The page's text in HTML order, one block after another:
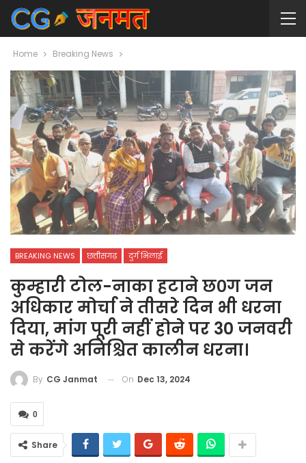
Home Breaking News
BREAKING NEWS छत्तीसगढ़ दुर्ग भिलाई
कुम्हारी टोल-नाका हटाने छ०ग जन
अधिकार मोर्चा ने तीसरे दिन भी धरना
दिया, मांग पूरी नहीं होने पर 30 जनवरी
से करेंगे अनिश्चित कालीन धरना।
By CG Janmat On Dec 13, 2024
0
Share